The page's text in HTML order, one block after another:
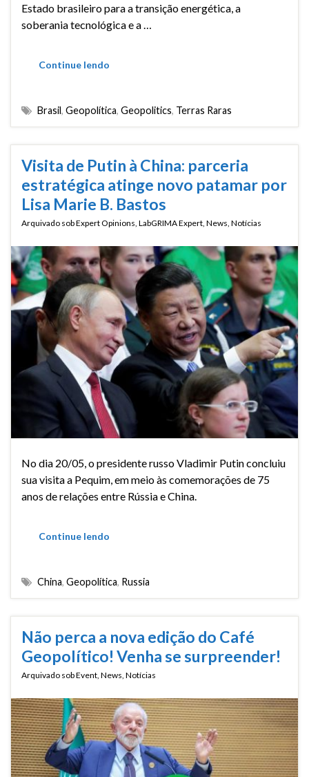
Estado brasileiro para a transição energética, a
soberania tecnológica e a …
Continue lendo
Brasil, Geopolítica, Geopolitics, Terras Raras
Visita de Putin à China: parceria
estratégica atinge novo patamar por
Lisa Marie B. Bastos
Arquivado sobExpert Opinions LabGRIMA Expert News Notícias
No dia 20/05, o presidente russo Vladimir Putin concluiu
sua visita a Pequim, em meio às comemorações de 75
anos de relações entre Rússia e China.
Continue lendo
China, Geopolítica, Russia
Não perca a nova edição do Café
Geopolítico! Venha se surpreender!
Arquivado sobEvent News Notícias